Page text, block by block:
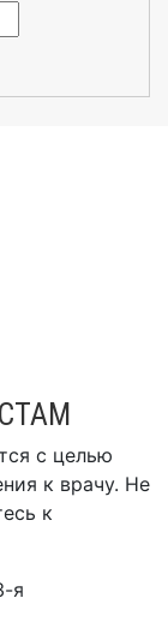
с целью
к врачу. Не
к
я